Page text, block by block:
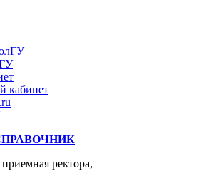
кабинет
ректора,